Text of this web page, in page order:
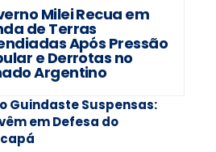
Milei Recua em
de Terras
Após Pressão
e Derrotas no
Argentino
Guindaste Suspensas:
em Defesa do